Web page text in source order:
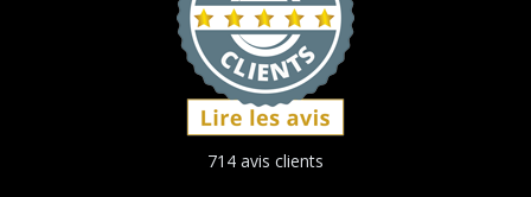
714 avis clients